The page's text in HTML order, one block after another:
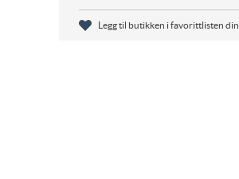
Legg til butikken i favorittlisten din